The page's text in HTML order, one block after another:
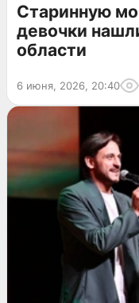
Старинную
девочки
области
6 июня, 2026, 20:40